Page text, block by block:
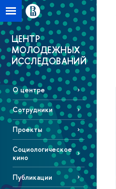
ЦЕНТР
МОЛОДЕЖНЫХ
ИССЛЕДОВАНИЙ
О центре
Сотрудники
Проекты
Социологическое
кино
Публикации